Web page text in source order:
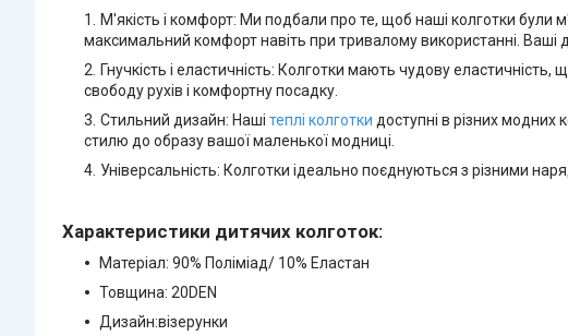
М'якість і комфорт: Ми подбали про те, щоб наші колготки
максимальний комфорт навіть при тривалому використанні. Ваші
Гнучкість і еластичність: Колготки мають чудову
свободу рухів і комфортну посадку.
Стильний дизайн: Наші теплі колготки доступні в різних модних
стилю до образу вашої маленької модниці.
Універсальність: Колготки ідеально поєднуються з різними
Характеристики дитячих колготок:
Матеріал: 90% Поліміад/ 10% Еластан
Товщина: 20DEN
Дизайн:візерунки